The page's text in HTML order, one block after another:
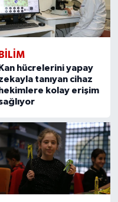
BILIM
Kan hücrelerini yapay
tanıyan cihaz
hekimlere kolay erişim